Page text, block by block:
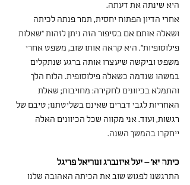
היא שינתה את דעתה.
אחרי הדיון הפתוח יחסית, תמר פנתה לכיתה
ושאלה אותם אם בסיפור הזה ניתן לזהות "שאלות
פילוסופיות". היא קראה אותו שוב, משפט אחרי
משפט וביקשה שיעצרו אותה ברגע שנתקלים
במשהו שנדמה כשאלה פילוסופית. הלוח הלך
והתמלא בכיוונים לחקירה: מחויבות; שאלת
האחריות לגבי דברים שאינם בשליטתנו; טיבם של
רגשות, ועוד. אני מקווה שכל הכיוונים האלה
ייחקרו בהמשך השנה.
כיתה יא' – יעל איזנברג ונוריאל פריגל
התרגשנו לפגוש שוב את הכיתה האהובה שלנו